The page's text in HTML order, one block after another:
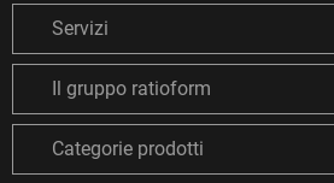
Servizi
Il gruppo ratioform
Categorie prodotti